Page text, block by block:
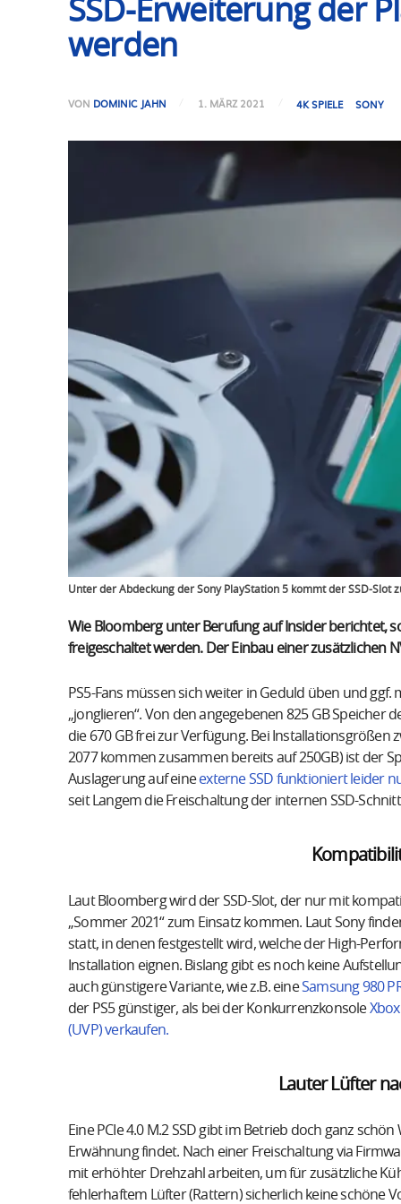
SSD-Erweiterung der
werden
VON DOMINIC JAHN 1. MÄRZ 2021 4K SPIELE SONY
Unter der Abdeckung der Sony PlayStation 5 kommt der SSD-Slot
Wie Bloomberg unter Berufung auf Insider berichtet,
freigeschaltet werden. Der Einbau einer zusätzlichen
PS5-Fans müssen sich weiter in Geduld üben und
„jonglieren“. Von den angegebenen 825 GB
die 670 GB frei zur Verfügung. Bei Installationsgrößen
2077 kommen zusammen bereits auf 250GB) ist der
Auslagerung auf eineexterne SSD funktioniert leider
seit Langem die Freischaltung der internen SSD-
Laut Bloomberg wird der SSD-Slot, der nur mit
„Sommer 2021“ zum Einsatz kommen. Laut Sony
statt, in denen festgestellt wird, welche der High-
Installation eignen. Bislang gibt es noch keine
auch günstigere Variante, wie z.B. eineSamsung 980
der PS5 günstiger, als bei der Konkurrenzkonsole
(UVP) verkaufen.
Lauter Lüfter
Eine PCIe 4.0 M.2 SSD gibt im Betrieb doch ganz
Erwähnung findet. Nach einer Freischaltung via
mit erhöhter Drehzahl arbeiten, um für zusätzliche
fehlerhaftem Lüfter (Rattern) sicherlich keine schöne